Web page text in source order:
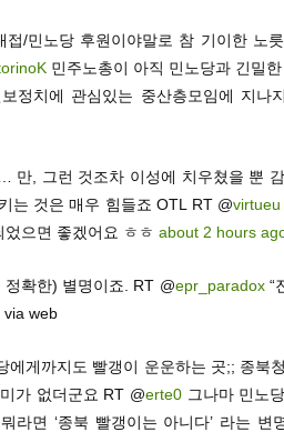
접/민노당 후원이야말로 참 기이한 노
민주노총이 아직 민노당과 긴밀
정치에 관심있는 중산층모임에 지나
만, 그런 것조차 이성에 치우쳤을 뿐
는 것은 매우 힘들죠 OTL RT @virtueu
으면 좋겠어요 ㅎㅎ about 2 hours
확한) 별명이죠. RT @epr_paradox“
via web
에게까지도 빨갱이 운운하는 곳;; 종북
가 없더군요 RT @erte0 그나마 민노
라면 ‘종북 빨갱이는 아니다’ 라는